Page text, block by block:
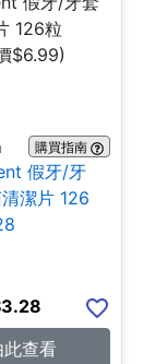
購買指南
假牙/牙
潔片 126
3.28
此查看